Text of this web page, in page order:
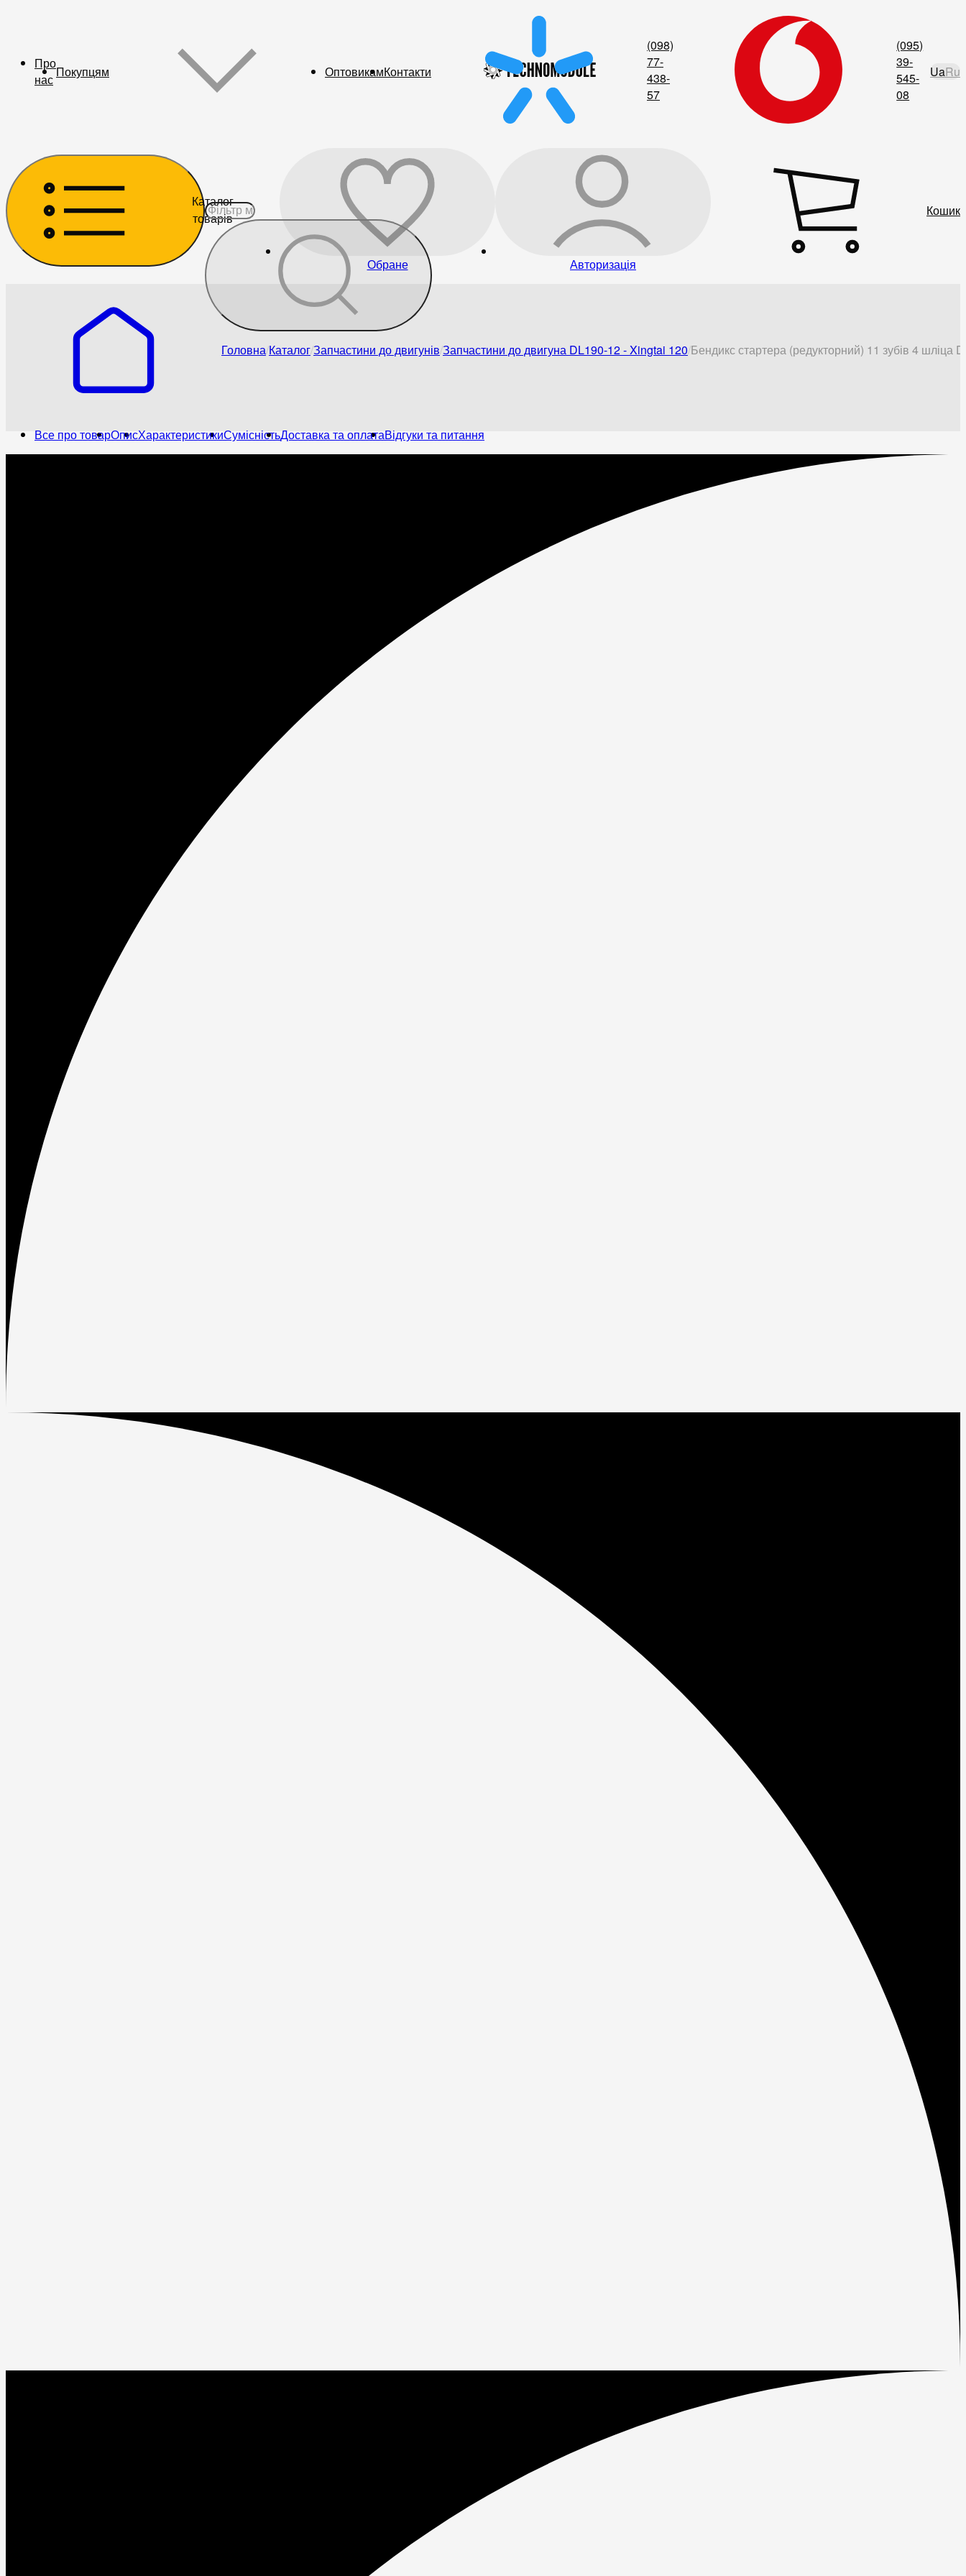
Про
нас Покупцям ОптовикамКонтакти
(098)
77-
438-
57
(095)
39-
545-
08
UaRu
Каталог
товарів
Обране Авторизація
Кошик
Головна КаталогЗапчастини до двигунів Запчастини до двигуна DL190-12 - Xingtai 120 Бендикс стартера (редукторний) 11 зубів 4 шліца
Все про товарОписХарактеристикиСумісністьДоставка та оплатаВідгуки та питання